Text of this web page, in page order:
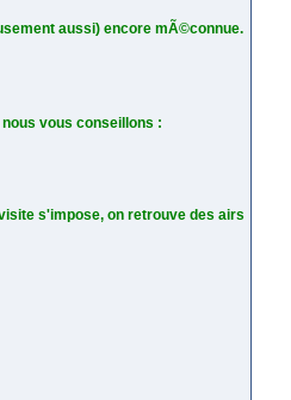
aussi) encore mÃ©connue.
vous conseillons :
s'impose, on retrouve des airs